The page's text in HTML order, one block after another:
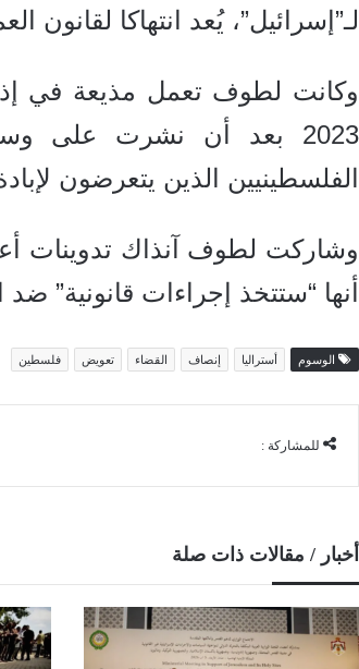
لـ”إسرائيل”، يُعد انتهاكا لقانون
2023 بعد أن نشرت على
الفلسطينيين الذين يتعرضون
وشاركت لطوف آنذاك تدوينات
أنها “ستتخذ إجراءات قانونية” ضد
الوسوم أستراليا إنصاف القضاء تعويض فلسطين
للمشاركة :
أخبار / مقالات ذات صلة